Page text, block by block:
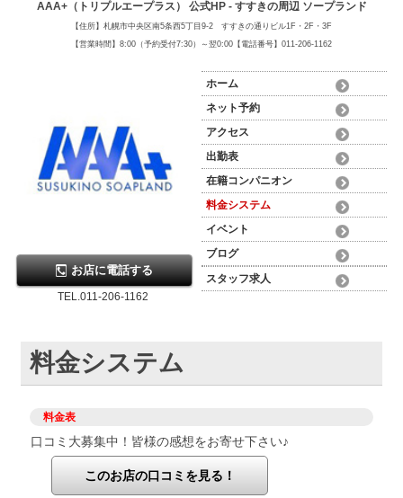
AAA+（トリプルエープラス） 公式HP - すすきの周辺 ソープランド
【住所】札幌市中央区南5条西5丁目9-2 すすきの通りビル1F・2F・3F
【営業時間】8:00（予約受付7:30）～翌0:00【電話番号】011-206-1162
お店に電話する
TEL.011-206-1162
ホーム
ネット予約
アクセス
出勤表
在籍コンパニオン
料金システム
イベント
ブログ
スタッフ求人
料金システム
料金表
口コミ大募集中！皆様の感想をお寄せ下さい♪
このお店の口コミを見る！